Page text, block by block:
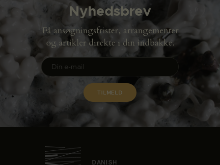
Nyhedsbrev
Få ansøgningsfrister, arrangementer
og artikler direkte i din indbakke.